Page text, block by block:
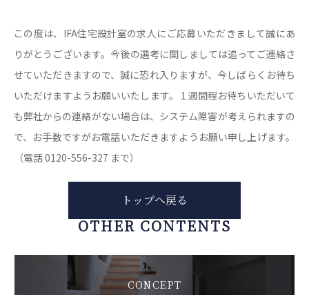
この度は、IFA住宅設計室の求人にご応募いただきまして誠にあ
りがとうございます。 今後の選考に関しましては追ってご連絡さ
せていただきますので、誠に恐れ入りますが、今しばらくお待ち
いただけますようお願いいたします。 １週間程お待ちいただいて
も弊社からの連絡がない場合は、 システム障害が考えられますの
で、お手数ですがお電話いただきますようお願い申し上げます。
（電話 0120-556-327 まで）
トップへ戻る
OTHER CONTENTS
CONCEPT